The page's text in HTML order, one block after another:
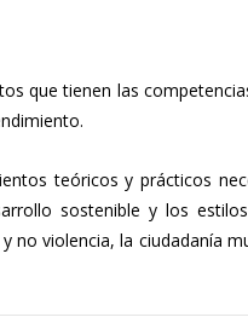
que tienen las
teóricos y prácticos
sostenible y los
violencia, la ciudadanía